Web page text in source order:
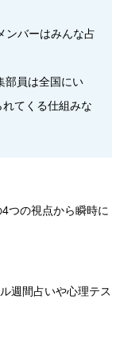
ンバーはみんな占
部員は全国にい
てくる仕組みな
つの視点から瞬時に
週間占いや心理テス